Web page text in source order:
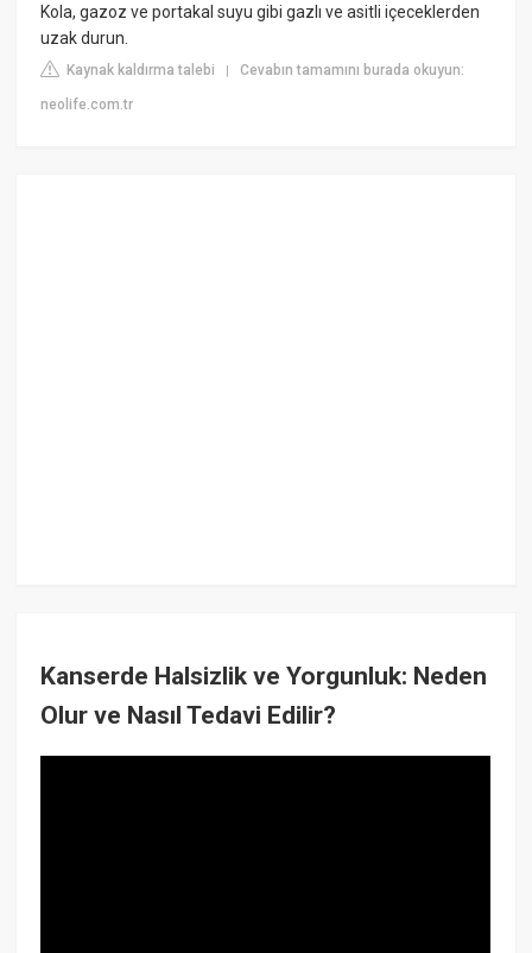
Kola, gazoz ve portakal suyu gibi gazlı ve asitli içeceklerden
uzak durun.
Kaynak kaldırma talebi |Cevabın tamamını burada okuyun:
neolife.com.tr
Kanserde Halsizlik ve Yorgunluk: Neden
Olur ve Nasıl Tedavi Edilir?